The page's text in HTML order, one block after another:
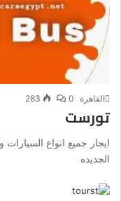
القاهرة 0
283
تورست
ايجار جميع انواع
الجديده